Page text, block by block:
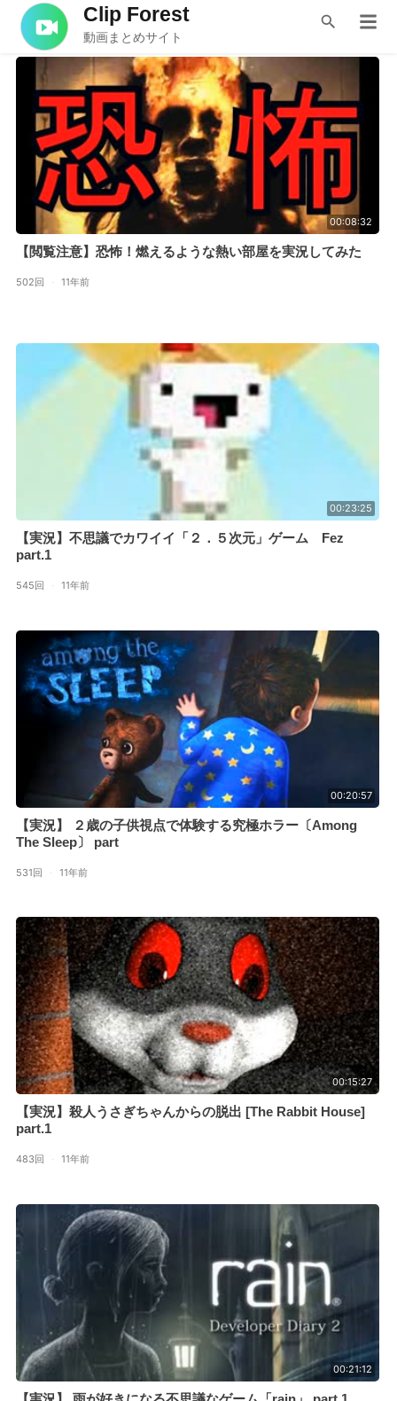
Clip Forest
動画まとめサイト
コジマ店員
00:08:32
【閲覧注意】恐怖！燃えるような熱い部屋を実況してみた
502回 · 11年前
00:23:25
【実況】不思議でカワイイ「２．５次元」ゲーム Fez
part.1
545回 · 11年前
00:20:57
【実況】 ２歳の子供視点で体験する究極ホラー〔Among
The Sleep〕 part
531回 · 11年前
00:15:27
【実況】殺人うさぎちゃんからの脱出 [The Rabbit House]
part.1
483回 · 11年前
00:21:12